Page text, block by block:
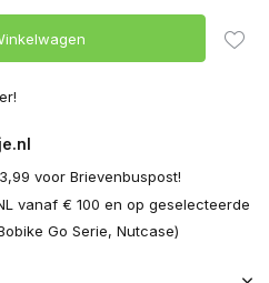
voor Brievenbuspost!
vanaf € 100 en op geselecteerde
Go Serie, Nutcase)